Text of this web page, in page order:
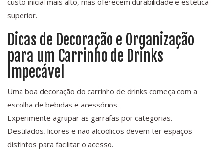
custo inicial mais alto, mas oferecem durabilidade e estética
superior.
Dicas de Decoração e Organização
para um Carrinho de Drinks
Impecável
Uma boa decoração do carrinho de drinks começa com a
escolha de bebidas e acessórios.
Experimente agrupar as garrafas por categorias.
Destilados, licores e não alcoólicos devem ter espaços
distintos para facilitar o acesso.